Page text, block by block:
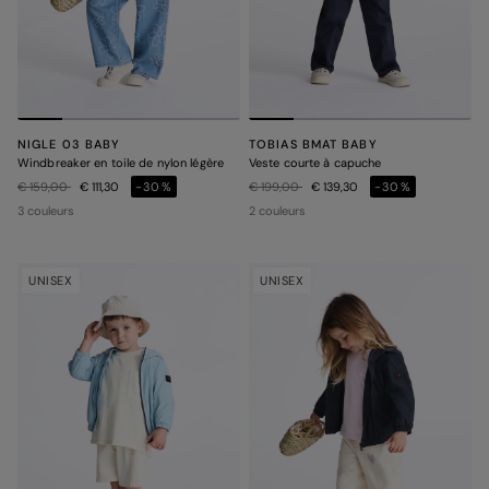
NIGLE 03 BABY
Windbreaker en toile de nylon légère
Prix réduit de
€ 159,00à € 111,30
-30%
3 couleurs
TOBIAS BMAT BABY
Veste courte à capuche
Prix réduit de
€ 199,00à € 139,30
-30%
2 couleurs
UNISEX UNISEX